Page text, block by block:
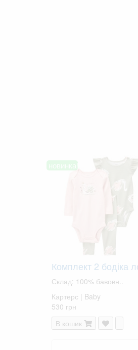
новинка!
Комплект 2 бодіка
Склад: 100% бавовн..
Картерс | Baby
530 грн
В кошик